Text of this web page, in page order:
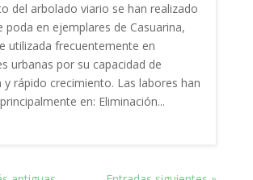
del arbolado viario se han realizado
poda en ejemplares de Casuarina,
utilizada frecuentemente en
urbanas por su capacidad de
y rápido crecimiento. Las labores han
en: Eliminación...